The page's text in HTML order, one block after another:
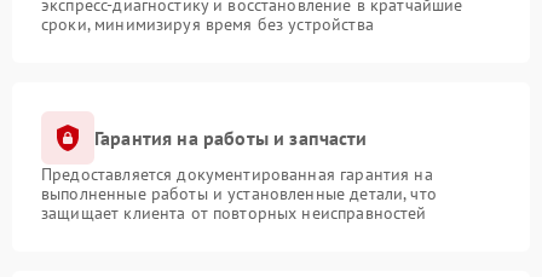
экспресс-диагностику и восстановление в кратчайшие
сроки, минимизируя время без устройства
Гарантия на работы и запчасти
Предоставляется документированная гарантия на
выполненные работы и установленные детали, что
защищает клиента от повторных неисправностей